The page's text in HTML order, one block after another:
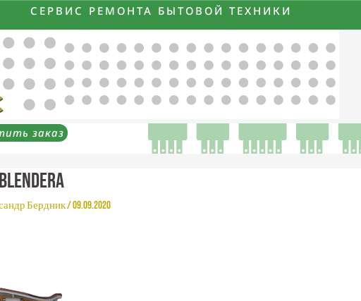
СЕРВИС РЕМОНТА БЫТОВОЙ ТЕХНИКИ
заказ
Бердник/09.09.2020